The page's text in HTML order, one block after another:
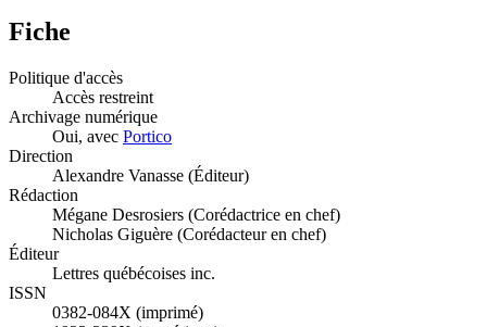
Fiche
Politique d'accès
Accès restreint
Archivage numérique
Oui, avec Portico
Direction
Alexandre Vanasse (Éditeur)
Rédaction
Mégane Desrosiers (Corédactrice en chef)
Nicholas Giguère (Corédacteur en chef)
Éditeur
Lettres québécoises inc.
ISSN
0382-084X (imprimé)